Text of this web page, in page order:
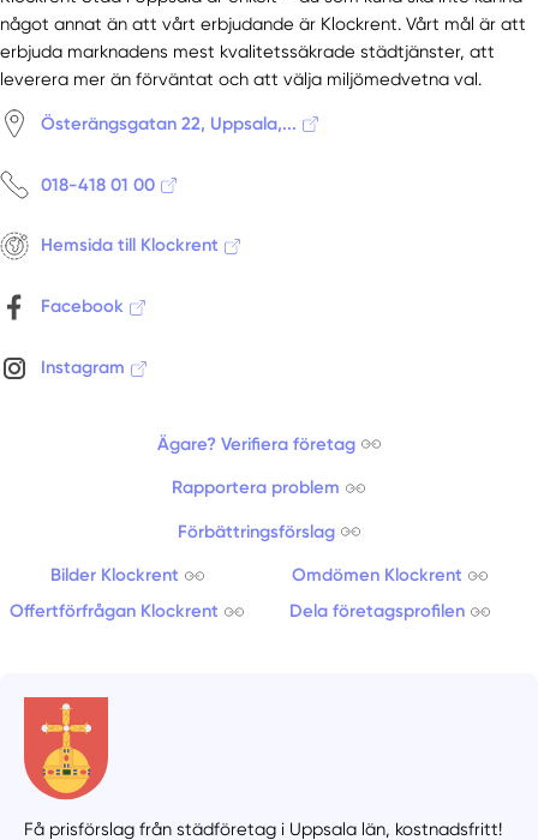
något annat än att vårt erbjudande är Klockrent. Vårt mål är att
erbjuda marknadens mest kvalitetssäkrade städtjänster, att
leverera mer än förväntat och att välja miljömedvetna val.
Österängsgatan 22, Uppsala,...
018-418 01 00
Hemsida till Klockrent
Facebook
Instagram
Ägare? Verifiera företag
Rapportera problem
Förbättringsförslag
Bilder Klockrent
Omdömen Klockrent
Offertförfrågan Klockrent
Dela företagsprofilen
Få prisförslag från städföretag i Uppsala län, kostnadsfritt!